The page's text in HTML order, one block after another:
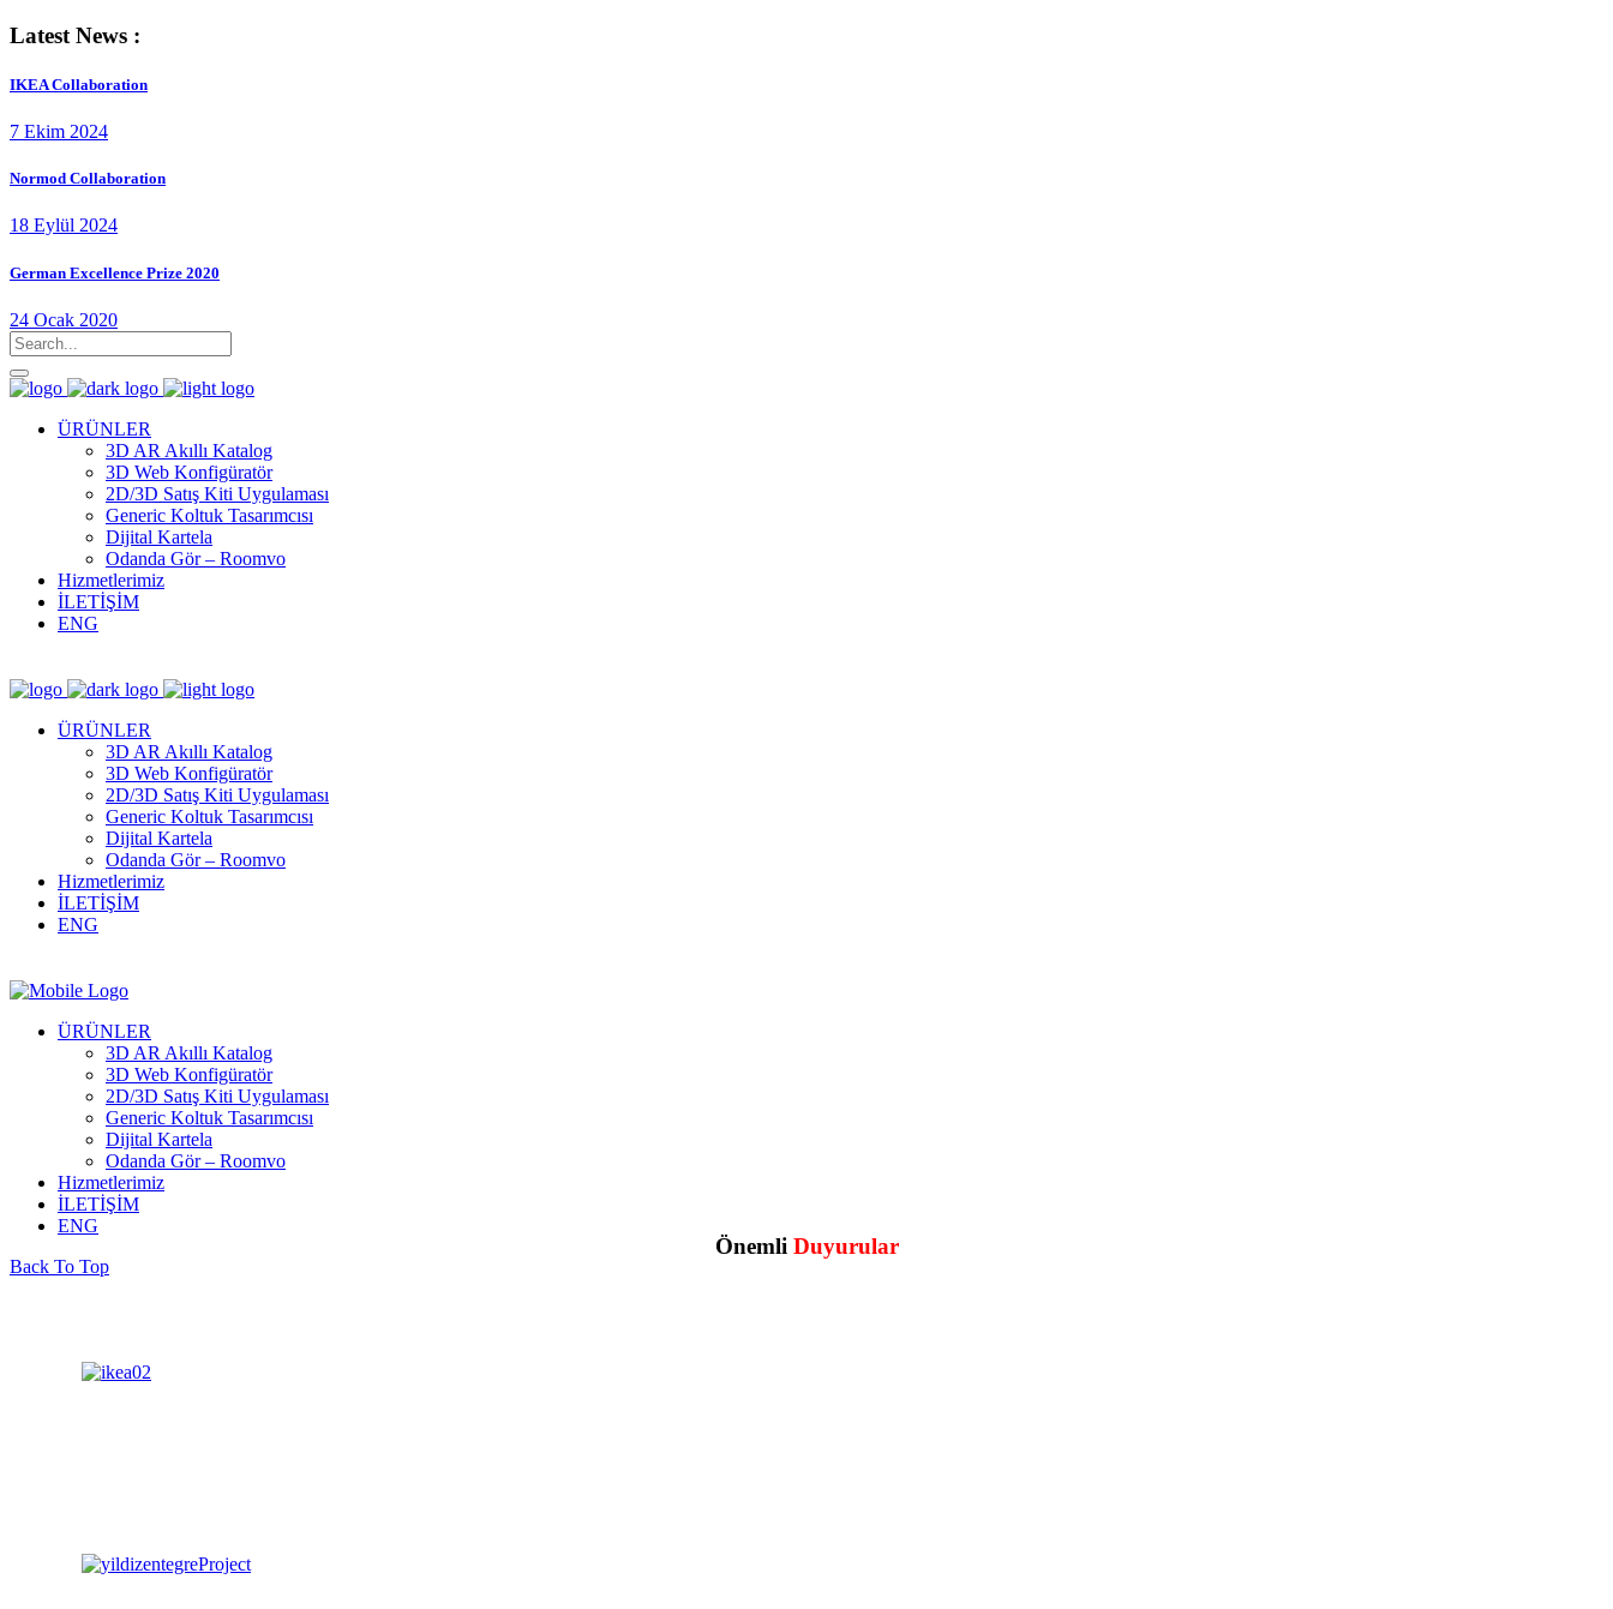
Latest News :
IKEA Collaboration
7 Ekim 2024
Normod Collaboration
18 Eylül 2024
German Excellence Prize 2020
24 Ocak 2020
ÜRÜNLER
3D AR Akıllı Katalog
3D Web Konfigüratör
2D/3D Satış Kiti Uygulaması
Generic Koltuk Tasarımcısı
Dijital Kartela
Odanda Gör – Roomvo
Hizmetlerimiz
İLETİŞİM
ENG
ÜRÜNLER
3D AR Akıllı Katalog
3D Web Konfigüratör
2D/3D Satış Kiti Uygulaması
Generic Koltuk Tasarımcısı
Dijital Kartela
Odanda Gör – Roomvo
Hizmetlerimiz
İLETİŞİM
ENG
ÜRÜNLER
3D AR Akıllı Katalog
3D Web Konfigüratör
2D/3D Satış Kiti Uygulaması
Generic Koltuk Tasarımcısı
Dijital Kartela
Odanda Gör – Roomvo
Hizmetlerimiz
İLETİŞİM
ENG
Back To Top
Önemli Duyurular